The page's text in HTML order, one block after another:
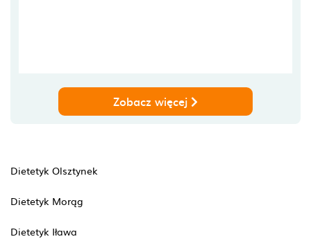
Zobacz więcej
Dietetyk Olsztynek
Dietetyk Morąg
Dietetyk Iława